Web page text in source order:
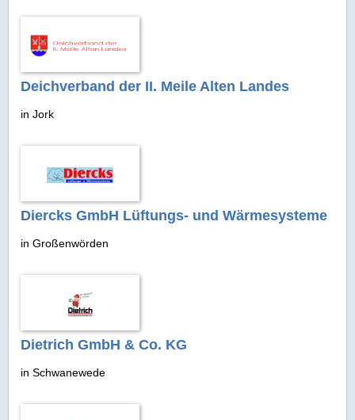
Deichverband der II. Meile Alten Landes
in Jork
Diercks GmbH Lüftungs- und Wärmesysteme
in Großenwörden
Dietrich GmbH & Co. KG
in Schwanewede